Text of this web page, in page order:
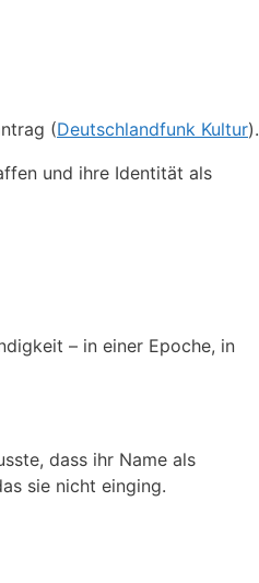
(Deutschlandfunk Kultur).
und ihre Identität als
– in einer Epoche, in
dass ihr Name als
sie nicht einging.